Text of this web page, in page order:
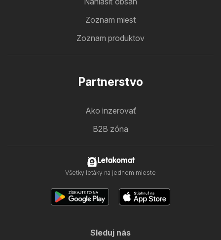
Zoznam miest
Zoznam produktov
Partnerstvo
Ako inzerovať
B2B zóna
Letakomat
Všetky letáky na jednom mieste
Sleduj nás